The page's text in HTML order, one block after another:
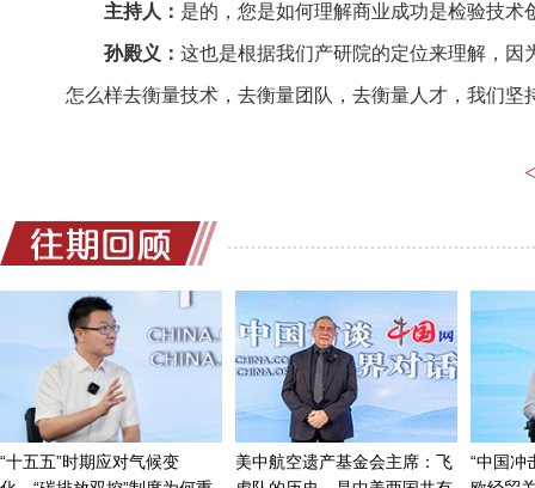
主持人： 是的，您是如何理解商业成功是检验技
孙殿义： 这也是根据我们产研院的定位来理解，
怎么样去衡量技术，去衡量团队，去衡量人才，我们
考核指标，但是我们最重要的，最终看到的还是技术
里生产产品似的，它有两个流程，第一个流程就是从
新管理的流程，一个一个流程走过来，我们就会出来
略到组织到市场，这些复杂的知识产权的管理，这样
同时它也能够从技术到产品到商业创造价值的过程得
我们的创新管理。
主持人： 好的，目前山东产业技术研究院参与了
孙殿义： 我们主攻的一个方向就是空天信息技术